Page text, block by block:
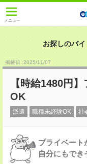
メニュー
お探しのバイ
掲載日 :2025/11/07
【時給1480円
OK
派遣 職種未経験OK 社
プライベート
自分にもでき